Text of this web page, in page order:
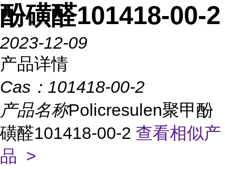
酚磺醛101418-00-2
2023-12-09
产品详情
Cas： 101418-00-2
产品名称Policresulen聚甲酚
磺醛101418-00-2 查看相似产
品 >